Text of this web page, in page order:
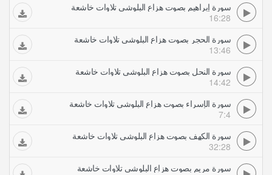
سورة إبراهيم بصوت هزاع البلوشي تلاوات خاشعة
16:28
سورة الحجر بصوت هزاع البلوشي تلاوات خاشعة
13:46
سورة النحل بصوت هزاع البلوشي تلاوات خاشعة
14:42
سورة الإسراء بصوت هزاع البلوشي تلاوات خاشعة
7:4
سورة الكهف بصوت هزاع البلوشي تلاوات خاشعة
32:28
سورة مريم بصوت هزاع البلوشي تلاوات خاشعة